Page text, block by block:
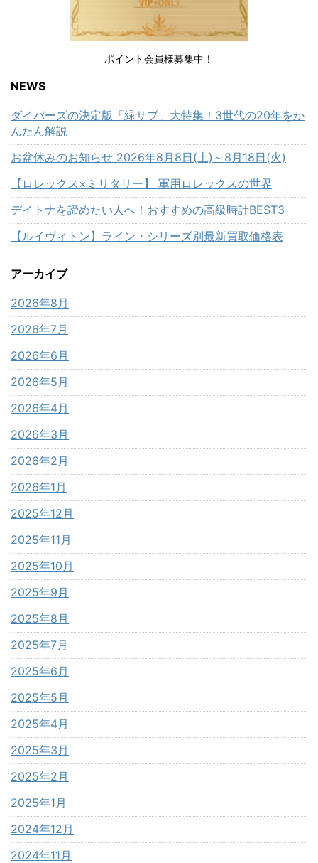
ポイント会員様募集中！
NEWS
ダイバーズの決定版「緑サブ」大特集！3世代の20年をか
んたん解説
お盆休みのお知らせ 2026年8月8日(土)～8月18日(火)
【ロレックス×ミリタリー】 軍用ロレックスの世界
デイトナを諦めたい人へ！おすすめの高級時計BEST3
【ルイヴィトン】ライン・シリーズ別最新買取価格表
アーカイブ
2026年8月
2026年7月
2026年6月
2026年5月
2026年4月
2026年3月
2026年2月
2026年1月
2025年12月
2025年11月
2025年10月
2025年9月
2025年8月
2025年7月
2025年6月
2025年5月
2025年4月
2025年3月
2025年2月
2025年1月
2024年12月
2024年11月